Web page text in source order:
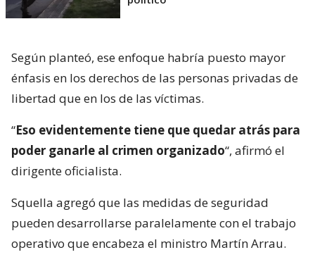
Según planteó, ese enfoque habría puesto mayor
énfasis en los derechos de las personas privadas de
libertad que en los de las víctimas.
“Eso evidentemente tiene que quedar atrás para
poder ganarle al crimen organizado“, afirmó el
dirigente oficialista.
Squella agregó que las medidas de seguridad
pueden desarrollarse paralelamente con el trabajo
operativo que encabeza el ministro Martín Arrau.